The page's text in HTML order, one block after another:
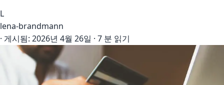
L
lena-brandmann
· 게시됨: 2026년 4월 26일 · 7 분 읽기